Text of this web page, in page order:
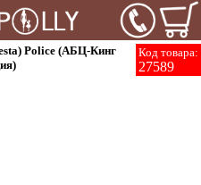
Код товара:
27589
Police (АБЦ-Кинг